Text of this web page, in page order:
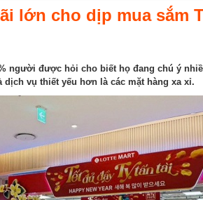
lớn cho dịp mua sắm
người được hỏi cho biết họ đang chú ý
vụ thiết yếu hơn là các mặt hàng xa xỉ.